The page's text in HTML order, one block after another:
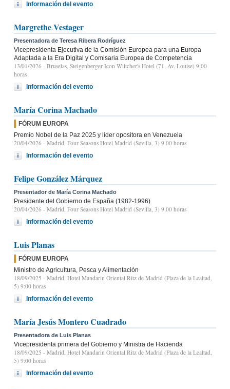
Información del evento
Margrethe Vestager
Presentadora de Teresa Ribera Rodríguez
Vicepresidenta Ejecutiva de la Comisión Europea para una Europa
Adaptada a la Era Digital y Comisaria Europea de Competencia
13/01/2026 - Bruselas, Steigenberger Icon Wiltcher's Hotel (71, Av. Louise) 9:00
horas
Información del evento
María Corina Machado
FÓRUM EUROPA
Premio Nobel de la Paz 2025 y líder opositora en Venezuela
20/04/2026 - Madrid, Four Seasons Hotel Madrid (Sevilla, 3) 9.00 horas
Información del evento
Felipe González Márquez
Presentador de María Corina Machado
Presidente del Gobierno de España (1982-1996)
20/04/2026 - Madrid, Four Seasons Hotel Madrid (Sevilla, 3) 9.00 horas
Información del evento
Luis Planas
FÓRUM EUROPA
Ministro de Agricultura, Pesca y Alimentación
18/09/2025 - Madrid, Hotel Mandarin Oriental Ritz de Madrid (Plaza de la Lealtad,
5) 9:00 horas
Información del evento
María Jesús Montero Cuadrado
Presentadora de Luis Planas
Vicepresidenta primera del Gobierno y Ministra de Hacienda
18/09/2025 - Madrid, Hotel Mandarin Oriental Ritz de Madrid (Plaza de la Lealtad,
5) 9:00 horas
Información del evento